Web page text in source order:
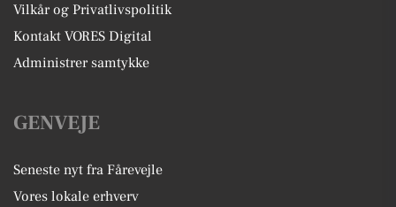
Vilkår og Privatlivspolitik
Kontakt VORES Digital
Administrer samtykke
GENVEJE
Seneste nyt fra Fårevejle
Vores lokale erhverv